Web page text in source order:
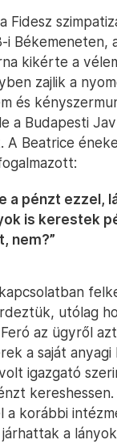
Fidesz
Békemeneten,
kikérte a
zajlik a
és
a Budapesti
A Beatrice
a pénzt ezzel,
is kerestek
nem?”
utólag
az ügyről
a saját
igazgató
a korábbi
a